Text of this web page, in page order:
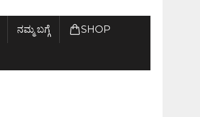
ನಮ್ಮ ಬಗ್ಗೆ SHOP